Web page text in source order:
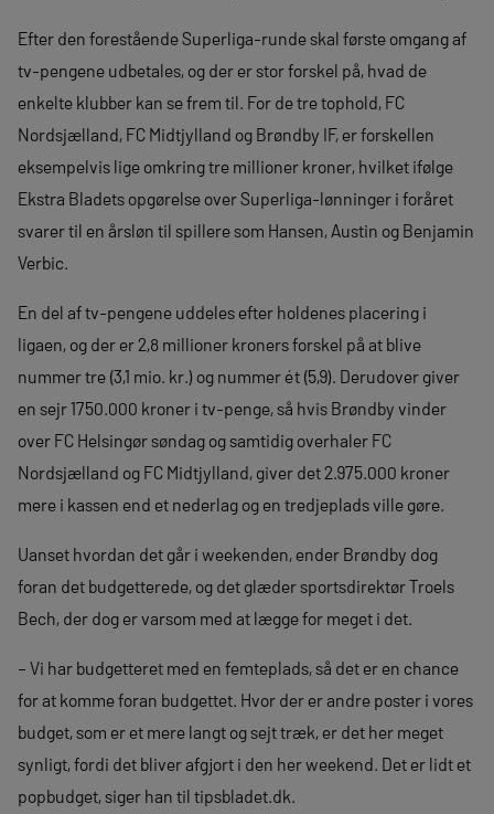
Efter den forestående Superliga-runde skal første omgang af
tv-pengene udbetales, og der er stor forskel på, hvad de
enkelte klubber kan se frem til. For de tre tophold, FC
Nordsjælland, FC Midtjylland og Brøndby IF, er forskellen
eksempelvis lige omkring tre millioner kroner, hvilket ifølge
Ekstra Bladets opgørelse over Superliga-lønninger i foråret
svarer til en årsløn til spillere som Hansen, Austin og Benjamin
Verbic.
En del af tv-pengene uddeles efter holdenes placering i
ligaen, og der er 2,8 millioner kroners forskel på at blive
nummer tre (3,1 mio. kr.) og nummer ét (5,9). Derudover giver
en sejr 1750.000 kroner i tv-penge, så hvis Brøndby vinder
over FC Helsingør søndag og samtidig overhaler FC
Nordsjælland og FC Midtjylland, giver det 2.975.000 kroner
mere i kassen end et nederlag og en tredjeplads ville gøre.
Uanset hvordan det går i weekenden, ender Brøndby dog
foran det budgetterede, og det glæder sportsdirektør Troels
Bech, der dog er varsom med at lægge for meget i det.
– Vi har budgetteret med en femteplads, så det er en chance
for at komme foran budgettet. Hvor der er andre poster i vores
budget, som er et mere langt og sejt træk, er det her meget
synligt, fordi det bliver afgjort i den her weekend. Det er lidt et
popbudget, siger han til tipsbladet.dk.